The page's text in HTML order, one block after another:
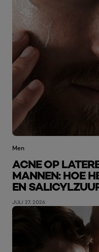
Men
ACNE OP
MANNEN: HOE
EN
JULI 27, 2026